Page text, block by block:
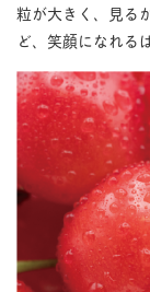
粒が大きく、見る
ど、笑顔になれる